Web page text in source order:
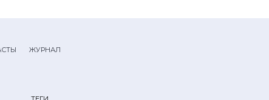
ЖУРНАЛ